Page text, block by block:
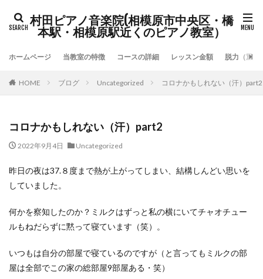
村田ピアノ音楽院(相模原市中央区・橋
本駅・相模原駅近くのピアノ教室）
ホームページ 当教室の特徴 コースの詳細 レッスン金額 脱力（重力
HOME ブログ Uncategorized コロナかもしれない（汗）part2
コロナかもしれない（汗）part2
2022年9月4日 Uncategorized
昨日の夜は37.８度まで熱が上がってしまい、結構しんどい思いを
していました。
何かを察知したのか？ミルクはずっと私の横にいてチャオチュー
ルもねだらずに黙って寝ています（笑）。
いつもは自分の部屋で寝ているのですが（と言ってもミルクの部
屋は全部でこの家の総部屋9部屋ある・笑）